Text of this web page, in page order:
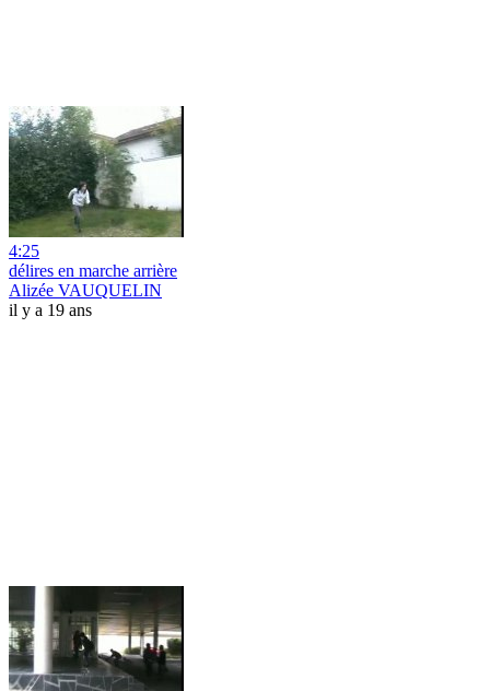
4:25
délires en marche arrière
Alizée VAUQUELIN
il y a 19 ans